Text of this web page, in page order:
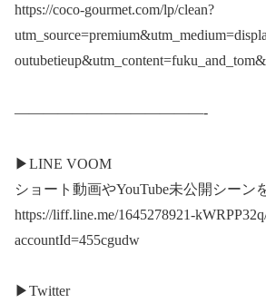
https://coco-gourmet.com/lp/clean?
—————————————-
▶︎LINE VOOM
ショート動画やYouTube未公開シーン
https://liff.line.me/1645278921-
accountId=455cgudw
▶︎Twitter